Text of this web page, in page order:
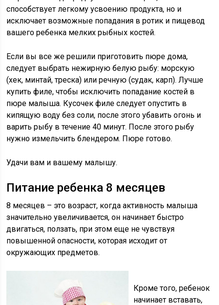
способствует легкому усвоению продукта, но и
исключает возможные попадания в ротик и пищевод
вашего ребенка мелких рыбных костей.
Если вы все же решили приготовить пюре дома,
следует выбрать нежирную белую рыбу: морскую
(хек, минтай, треска) или речную (судак, карп). Лучше
купить филе, чтобы исключить попадание костей в
пюре малыша. Кусочек филе следует опустить в
кипящую воду без соли, после этого убавить огонь и
варить рыбу в течение 40 минут. После этого рыбу
нужно измельчить блендером. Пюре готово.
Удачи вам и вашему малышу.
Питание ребенка 8 месяцев
8 месяцев – это возраст, когда активность малыша
значительно увеличивается, он начинает быстро
двигаться, ползать, при этом еще не чувствуя
повышенной опасности, которая исходит от
окружающих предметов.
Кроме того, ребенок
начинает вставать,